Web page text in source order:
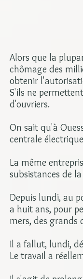
Alors que la
chômage des
obtenir
S'ils ne
d'ouvriers.
On sait qu'à
centrale
La même
subsistances de
Depuis lundi, au
a huit ans, pour
mers, des grands
Il a fallut, lundi,
Le travail a